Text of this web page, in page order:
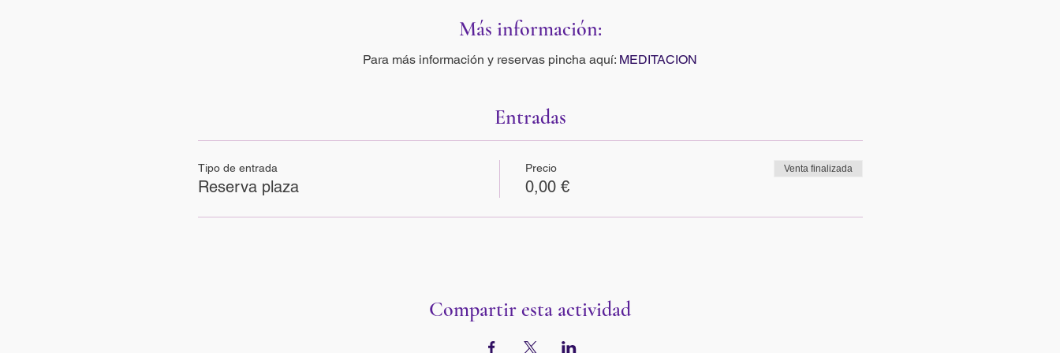
Más información:
Para más información y reservas pincha aquí: MEDITACION
Entradas
Tipo de entrada
Reserva plaza
Precio
0,00 €
Venta finalizada
Compartir esta actividad